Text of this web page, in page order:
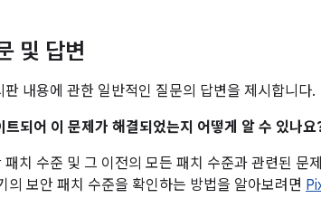
및 답변
판 내용에 관한 일반적인 질문의 답변을 제시합니다.
트되어 이 문제가 해결되었는지 어떻게 알 수 있나요
치 수준 및 그 이전의 모든 패치 수준과 관련된 문
의 보안 패치 수준을 확인하는 방법을 알아보려면